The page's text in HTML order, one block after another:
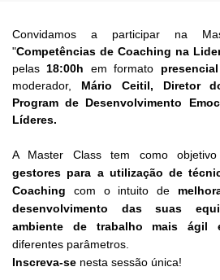
Convidamos a participar na
"Competências de Coaching na
pelas 18:00h em formato
moderador, Mário Ceitil, Diretor
Program de Desenvolvimento
Líderes.
A Master Class tem como
gestores para a utilização de
Coaching com o intuito de
desenvolvimento das suas
ambiente de trabalho mais ágil
diferentes parâmetros.
Inscreva-se nesta sessão única!